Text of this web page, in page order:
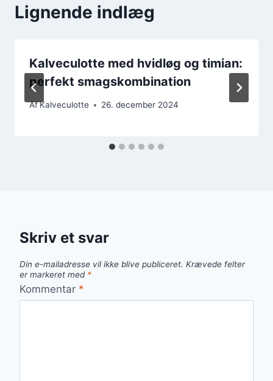
Lignende indlæg
Kalveculotte med hvidløg og timian:
perfekt smagskombination
AfKalveculotte 26. december 2024
Skriv et svar
Din e-mailadresse vil ikke blive publiceret. Krævede felter
er markeret med *
Kommentar *